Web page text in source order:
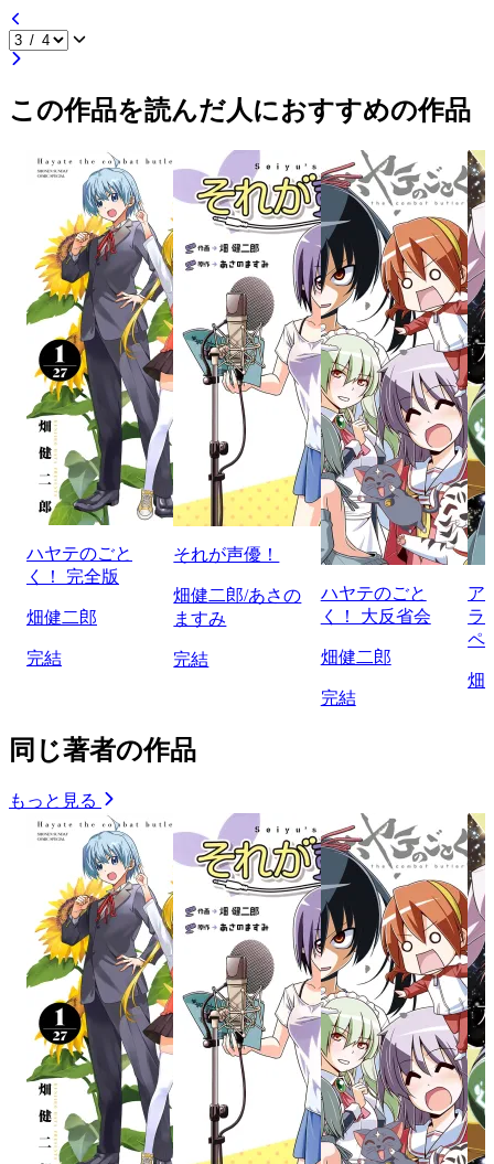
この作品を読んだ人におすすめの作品
ハヤテのごと
く！ 完全版
畑健二郎
完結
それが声優！
畑健二郎/あさの
ますみ
完結
ハヤテのごと
く！ 大反省会
畑健二郎
完結
ア
ラ
ペ
畑
同じ著者の作品
もっと見る